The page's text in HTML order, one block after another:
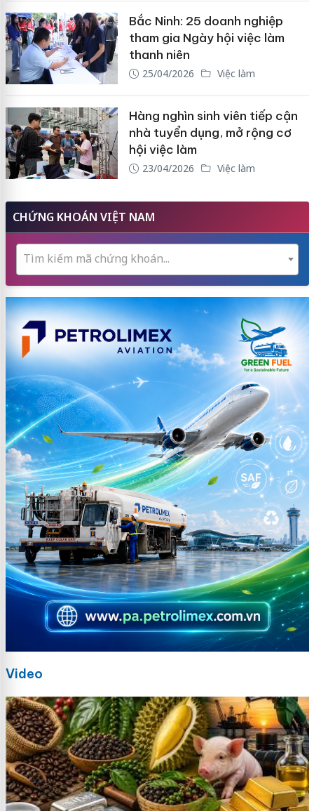
Bắc Ninh: 25 doanh nghiệp
tham gia Ngày hội việc làm
thanh niên
25/04/2026 Việc làm
Hàng nghìn sinh viên tiếp cận
nhà tuyển dụng, mở rộng cơ
hội việc làm
23/04/2026 Việc làm
CHỨNG KHOÁN VIỆT NAM
Tìm kiếm mã chứng khoán...
Video